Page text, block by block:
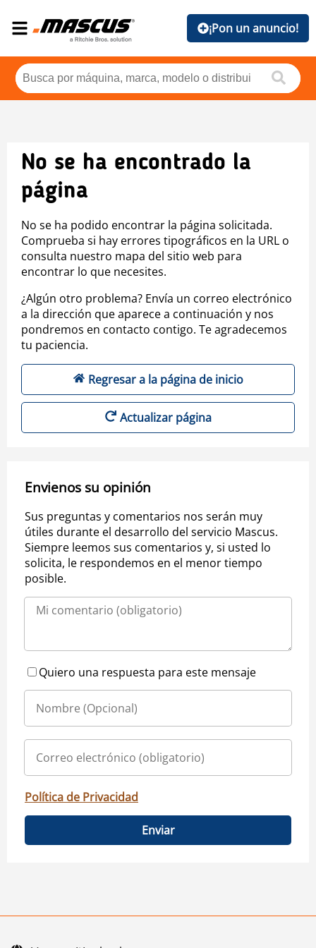
¡Pon un anuncio!
No se ha encontrado la
página
No se ha podido encontrar la página solicitada.
Comprueba si hay errores tipográficos en la URL o
consulta nuestro mapa del sitio web para
encontrar lo que necesites.
¿Algún otro problema? Envía un correo electrónico
a la dirección que aparece a continuación y nos
pondremos en contacto contigo. Te agradecemos
tu paciencia.
Regresar a la página de inicio
Actualizar página
Envienos su opinión
Sus preguntas y comentarios nos serán muy
útiles durante el desarrollo del servicio Mascus.
Siempre leemos sus comentarios y, si usted lo
solicita, le respondemos en el menor tiempo
posible.
Quiero una respuesta para este mensaje
Política de Privacidad
Enviar